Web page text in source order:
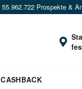
55.962.722 Prospekte &
CASHBACK